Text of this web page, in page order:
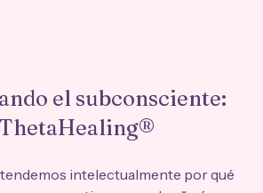
el subconsciente:
intelectualmente por qué